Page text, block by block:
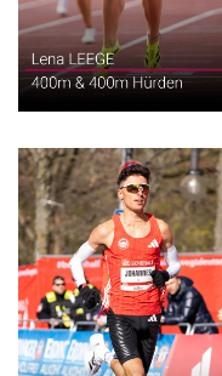
Marathon